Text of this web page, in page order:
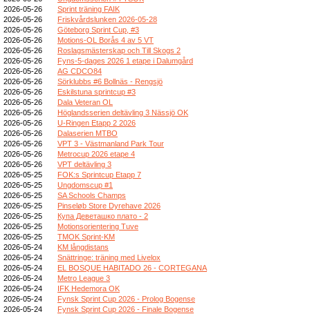
2026-05-26
Sprint träning FAIK
2026-05-26
Friskvårdslunken 2026-05-28
2026-05-26
Göteborg Sprint Cup, #3
2026-05-26
Motions-OL Borås 4 av 5 VT
2026-05-26
Roslagsmästerskap och Till Skogs 2
2026-05-26
Fyns-5-dages 2026 1 etape i Dalumgård
2026-05-26
AG CDCO84
2026-05-26
Sörklubbs #6 Bollnäs - Rengsjö
2026-05-26
Eskilstuna sprintcup #3
2026-05-26
Dala Veteran OL
2026-05-26
Höglandsserien deltävling 3 Nässjö OK
2026-05-26
U-Ringen Etapp 2 2026
2026-05-26
Dalaserien MTBO
2026-05-26
VPT 3 - Västmanland Park Tour
2026-05-26
Metrocup 2026 etape 4
2026-05-26
VPT deltävling 3
2026-05-25
FOK:s Sprintcup Etapp 7
2026-05-25
Ungdomscup #1
2026-05-25
SA Schools Champs
2026-05-25
Pinseløb Store Dyrehave 2026
2026-05-25
Купа Деветашко плато - 2
2026-05-25
Motionsorientering Tuve
2026-05-25
TMOK Sprint-KM
2026-05-24
KM långdistans
2026-05-24
Snättringe: träning med Livelox
2026-05-24
EL BOSQUE HABITADO 26 - CORTEGANA
2026-05-24
Metro League 3
2026-05-24
IFK Hedemora OK
2026-05-24
Fynsk Sprint Cup 2026 - Prolog Bogense
2026-05-24
Fynsk Sprint Cup 2026 - Finale Bogense